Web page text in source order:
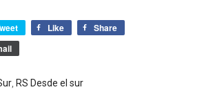
Like
Share
RS Desde el sur